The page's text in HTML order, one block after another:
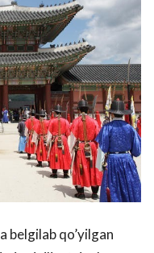
belgilab qo’yilgan